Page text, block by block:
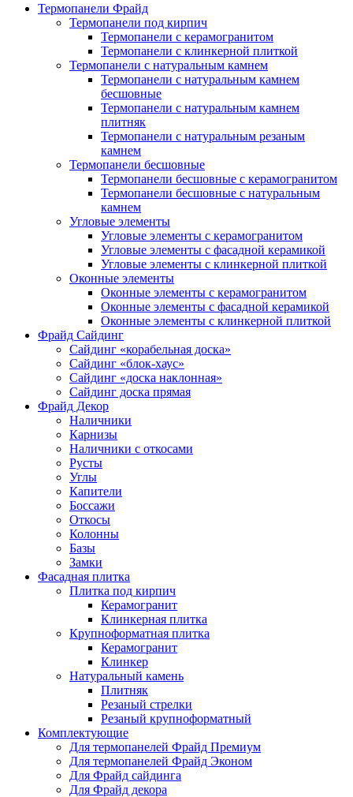
Термопанели Фрайд
Термопанели под кирпич
Термопанели с керамогранитом
Термопанели с клинкерной плиткой
Термопанели с натуральным камнем
Термопанели с натуральным камнем
бесшовные
Термопанели с натуральным камнем
плитняк
Термопанели с натуральным резаным
камнем
Термопанели бесшовные
Термопанели бесшовные с керамогранитом
Термопанели бесшовные с натуральным
камнем
Угловые элементы
Угловые элементы с керамогранитом
Угловые элементы с фасадной керамикой
Угловые элементы с клинкерной плиткой
Оконные элементы
Оконные элементы с керамогранитом
Оконные элементы с фасадной керамикой
Оконные элементы с клинкерной плиткой
Фрайд Сайдинг
Сайдинг «корабельная доска»
Сайдинг «блок-хаус»
Сайдинг «доска наклонная»
Сайдинг доска прямая
Фрайд Декор
Наличники
Карнизы
Наличники с откосами
Русты
Углы
Капители
Боссажи
Откосы
Колонны
Базы
Замки
Фасадная плитка
Плитка под кирпич
Керамогранит
Клинкерная плитка
Крупноформатная плитка
Керамогранит
Клинкер
Натуральный камень
Плитняк
Резаный стрелки
Резаный крупноформатный
Комплектующие
Для термопанелей Фрайд Премиум
Для термопанелей Фрайд Эконом
Для Фрайд сайдинга
Для Фрайд декора